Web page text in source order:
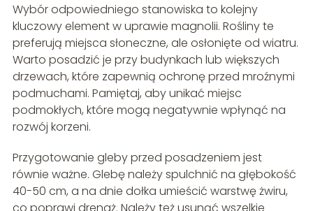
Wybór odpowiedniego stanowiska to kolejny
kluczowy element w uprawie magnolii. Rośliny te
preferują miejsca słoneczne, ale osłonięte od wiatru.
Warto posadzić je przy budynkach lub większych
drzewach, które zapewnią ochronę przed mroźnymi
podmuchami. Pamiętaj, aby unikać miejsc
podmokłych, które mogą negatywnie wpłynąć na
rozwój korzeni.
Przygotowanie gleby przed posadzeniem jest
równie ważne. Glebę należy spulchnić na głębokość
40-50 cm, a na dnie dołka umieścić warstwę żwiru,
co poprawi drenaż. Należy też usunąć wszelkie